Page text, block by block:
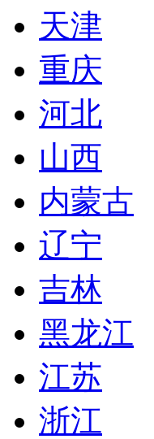
天津
重庆
河北
山西
内蒙古
辽宁
吉林
黑龙江
江苏
浙江